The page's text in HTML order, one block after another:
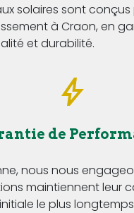
solaires sont
à Craon, en
et durabilité.
de
nous nous
maintiennent leur
le plus